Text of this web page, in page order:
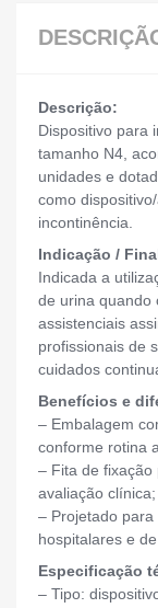
Descrição:
Dispositivo para
tamanho N4,
unidades e
como
incontinência.
Indicação /
Indicada a
de urina quando
assistenciais
profissionais de
cuidados
Benefícios e
– Embalagem
conforme rotina
– Fita de fixação
avaliação clínica;
– Projetado
hospitalares e
Especificação
– Tipo: